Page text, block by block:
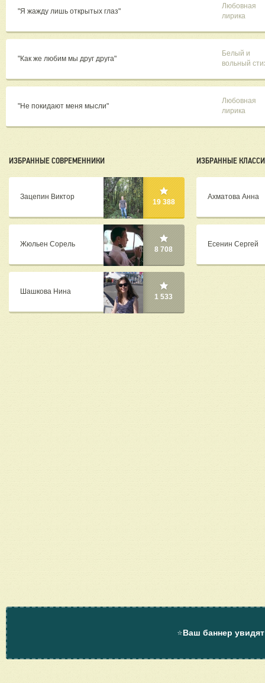
"Я жажду лишь открытых глаз"
Любовная
лирика
"Как же любим мы друг друга"
Белый и
вольный
"Не покидают меня мысли"
Любовная
лирика
ИЗБРАННЫЕ СОВРЕМЕННИКИ
Зацепин Виктор
19 388
Жюльен Сорель
8 708
Шашкова Нина
1 533
ИЗБРАННЫЕ
Ахматова Анна
Есенин Сергей
⭐Ваш баннер